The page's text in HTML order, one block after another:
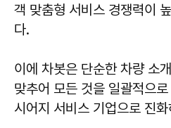
객 맞춤형 서비스 경쟁력이
다.
이에 차봇은 단순한 차량 소
맞추어 모든 것을 일괄적으
시어지 서비스 기업으로 진